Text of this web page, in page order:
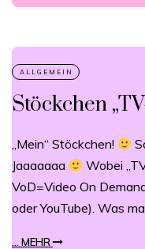
Stöckchen
„Mein“ Stöckchen!
Jaaaaaaa
Wobei
VoD=Video On
oder YouTube). Was
... MEHR